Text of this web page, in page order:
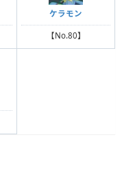
ケラモン
【No.80】